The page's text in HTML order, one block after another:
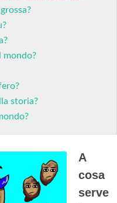
mondo?
storia?
A
cosa
serve